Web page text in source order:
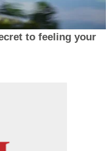
to feeling your